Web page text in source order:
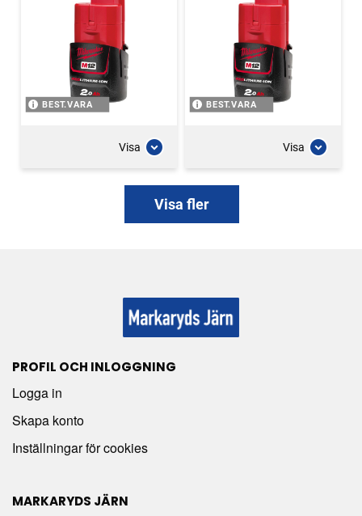
BEST.VARA
Visa
BEST.VARA
Visa
Visa fler
PROFIL OCH INLOGGNING
Logga in
Skapa konto
Inställningar för cookies
MARKARYDS JÄRN